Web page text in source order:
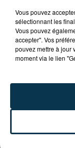
Vous pouvez
sélectionnant les
Vous pouvez
accepter". Vos
pouvez mettre à jour
moment via le lien